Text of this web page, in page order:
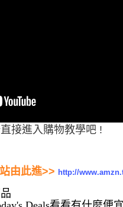
接進入購物教學吧 !
由此進>> http://